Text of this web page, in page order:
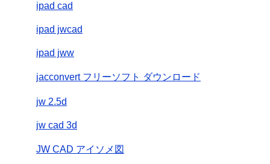
ipad cad
ipad jwcad
ipad jww
jacconvert フリーソフト ダウンロード
jw 2.5d
jw cad 3d
JW CAD アイソメ図